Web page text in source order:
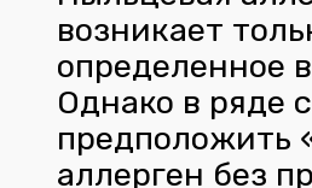
возникает
определенное
Однако в ряде
предположить
аллерген без